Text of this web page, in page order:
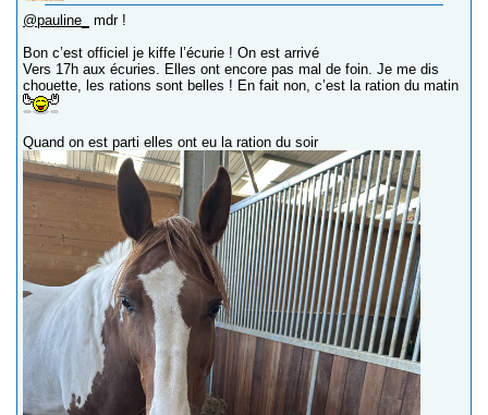
@pauline_
mdr !
Bon c’est officiel je kiffe l’écurie ! On est arrivé
Vers 17h aux écuries. Elles ont encore pas mal de foin. Je me dis
chouette, les rations sont belles ! En fait non, c’est la ration du matin
Quand on est parti elles ont eu la ration du soir